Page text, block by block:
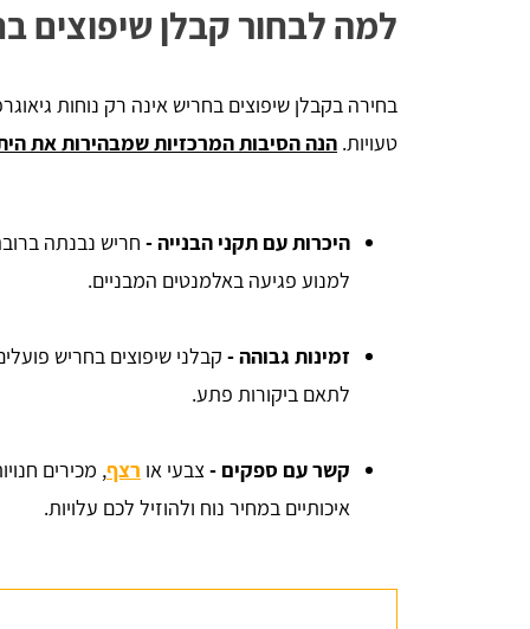
למה לבחור קבלן שיפוצים
בחירה בקבלן שיפוצים בחריש אינה רק נוחות
טעויות. הנה הסיבות המרכזיות שמבהירות את
היכרות עם תקני הבנייה - חריש נבנתה
למנוע פגיעה באלמנטים המבניים.
זמינות גבוהה - קבלני שיפוצים בחריש
לתאם ביקורות פתע.
קשר עם ספקים -צבעי או רצף, מכירים
איכותיים במחיר נוח ולהוזיל לכם עלויות.